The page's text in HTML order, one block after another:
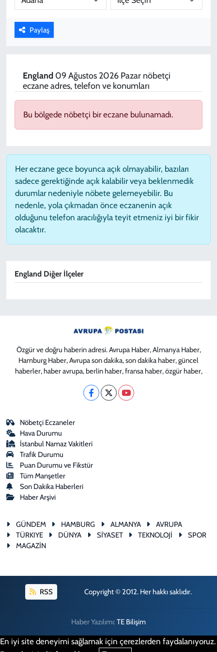
Paylaş
England09 Ağustos 2026 Pazar nöbetçi
eczane adres, telefon ve konumları
Bu bölgede nöbetçi bir eczane bulunamadı.
Her eczane gece boyunca açık olmayabilir, bazıları
sadece gerektiğinde açık kalabilir veya beklenmedik
durumlar nedeniyle nöbete gelemeyebilir. Bu
nedenle, yola çıkmadan önce eczanenin açık
olduğunu telefon aracılığıyla teyit etmeniz iyi bir fikir
olacaktır.
England Diğer İlçeler
Özgür ve doğru haberin adresi. Avrupa Haber, Almanya Haber,
Hamburg Haber, Avrupa son dakika, son dakika haber, güncel
haberler, haber avrupa, berlin haber, fransa haber, özgür haber,
Nöbetçi Eczaneler
Hava Durumu
İstanbul Namaz Vakitleri
Trafik Durumu
Puan Durumu ve Fikstür
Tüm Manşetler
Son Dakika Haberleri
Haber Arşivi
GÜNDEM HAMBURG ALMANYA
AVRUPA
TÜRKIYE
DÜNYA SİYASET TEKNOLOJİ
SPOR
MAGAZİN
RSS Copyright © 2012. Her hakkı saklıdır.
Haber Yazılımı:TE Bilişim
En iyi site deneyimi sağlamak için çerezlerden faydalanıyoruz.